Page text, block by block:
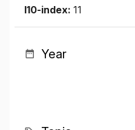
I10-index: 11
Year